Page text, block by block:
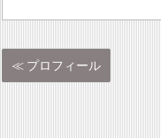
プロフィール